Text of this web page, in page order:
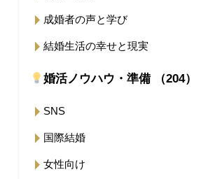
成婚者の声と学び
結婚生活の幸せと現実
婚活ノウハウ・準備 （204）
SNS
国際結婚
女性向け